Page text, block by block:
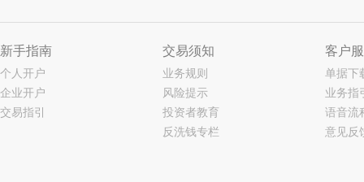
新手指南
个人开户
企业开户
交易指引
交易须知
业务规则
风险提示
投资者教育
反洗钱专栏
客户
单据下
业务指
语音流
意见反